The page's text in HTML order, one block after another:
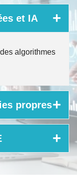
et IA
algorithmes
propres